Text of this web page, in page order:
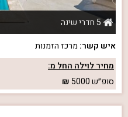
5 חדרי שינה
איש קשר: מרכז הזמנות
מחיר לוילה החל מ:
סופ״ש5000